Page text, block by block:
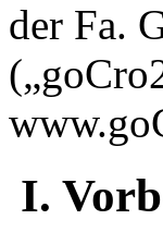
der Fa.
I.